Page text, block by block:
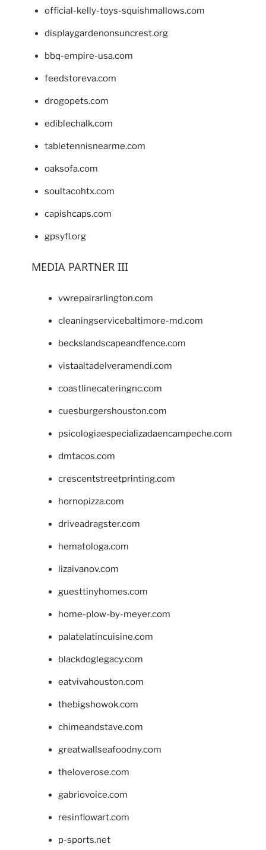
official-kelly-toys-squishmallows.com
displaygardenonsuncrest.org
bbq-empire-usa.com
feedstoreva.com
drogopets.com
ediblechalk.com
tabletennisnearme.com
oaksofa.com
soultacohtx.com
capishcaps.com
gpsyfl.org
MEDIA PARTNER III
vwrepairarlington.com
cleaningservicebaltimore-md.com
beckslandscapeandfence.com
vistaaltadelveramendi.com
coastlinecateringnc.com
cuesburgershouston.com
psicologiaespecializadaencampeche.com
dmtacos.com
crescentstreetprinting.com
hornopizza.com
driveadragster.com
hematologa.com
lizaivanov.com
guesttinyhomes.com
home-plow-by-meyer.com
palatelatincuisine.com
blackdoglegacy.com
eatvivahouston.com
thebigshowok.com
chimeandstave.com
greatwallseafoodny.com
theloverose.com
gabriovoice.com
resinflowart.com
p-sports.net